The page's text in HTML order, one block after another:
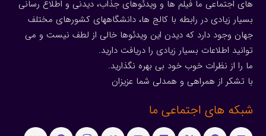
های اجتماعی ما فیلم ها و ویدئوهای جذاب، دیدنی و اطلاع رسانی
بسیار زیادی در رابطه با کالج ها، دانشگاههای کشورهای مختلف
جهان وجود دارد که دیدن این ویدئوها خالی از لطف نیست و می
توانید اطلاعات بسیار زیادی را دریافت دارید.
ما را از نظرات خوب خود بی بهره نگذارید.
با تشکر از همراهی و همدلی شما عزیزان
شبکه های اجتماعی ما